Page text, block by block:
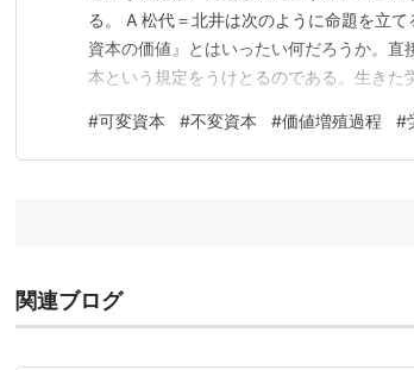
る。 A 松代＝北井は次のように命題を立
資本の価値』とはいったい何だろうか。
本という規定をうけとるのである。生きた
れる、というような関係をなさない」とい
ものだ」という理解だとしたらカテゴリー
#可変資本 #不変資本 #価値増殖過程 #
関連ブログ